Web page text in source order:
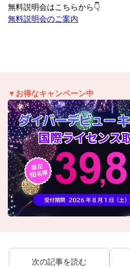
無料説明会はこちらから👇
無料説明会のご案内
▼お得なキャンペーン中
次の記事を読む